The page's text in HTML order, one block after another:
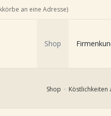
an eine Adresse)
Shop
Shop Köstlichkeiten